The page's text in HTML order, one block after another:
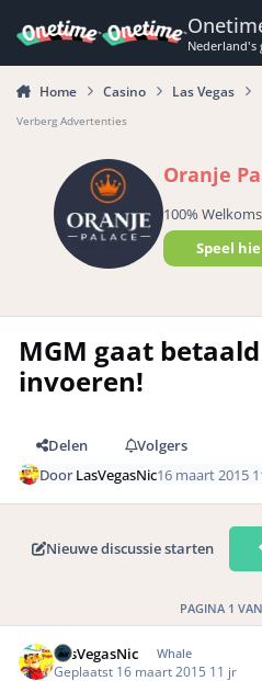
Nederland's
Home Casino Las Vegas
Verberg Advertenties
Oranje
100%
Speel
MGM gaat
invoeren!
Delen
Volgers
DoorLasVegasNic16 maart 2015
Nieuwe discussie starten
PAGINA 1
LasVegasNic Whale
Geplaatst 16 maart 2015 11 jr